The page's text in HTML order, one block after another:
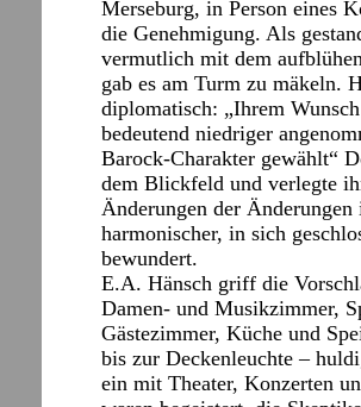
Merseburg, in Person eines
die Genehmigung. Als
vermutlich mit dem
gab es am Turm zu mäkeln.
diplomatisch: „Ihrem
bedeutend niedriger
Barock-Charakter gewählt“
dem Blickfeld und verlegte
Änderungen der
harmonischer, in sich
bewundert.
E.A. Hänsch griff die
Damen- und Musikzimmer,
Gästezimmer, Küche und
bis zur Deckenleuchte –
ein mit Theater, Konzerten